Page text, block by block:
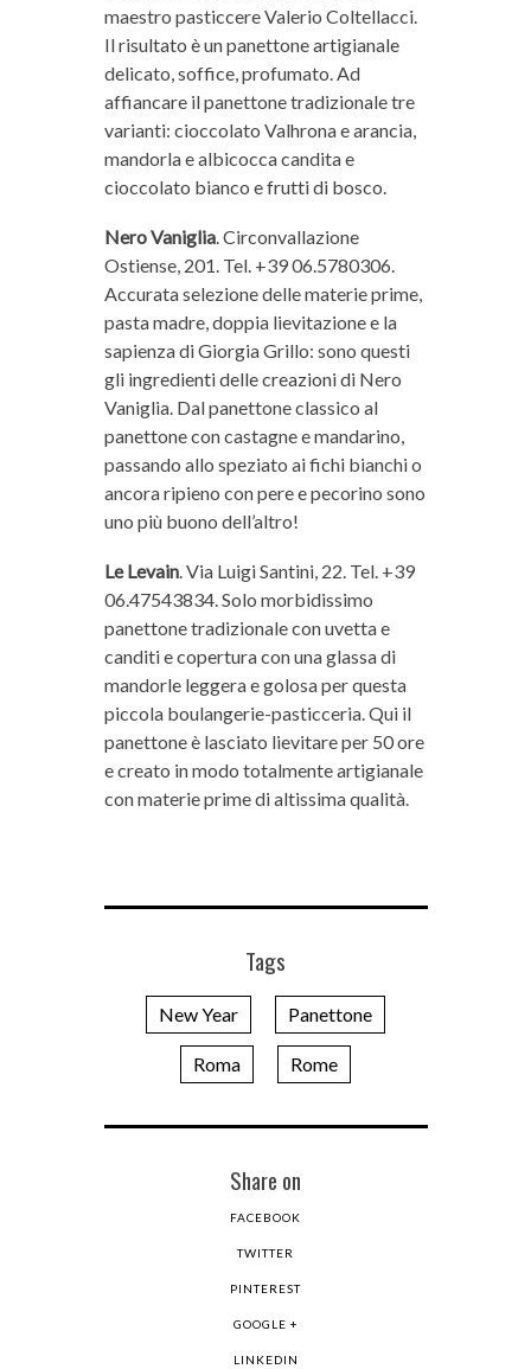
maestro pasticcere Valerio Coltellacci.
Il risultato è un panettone artigianale
delicato, soffice, profumato. Ad
affiancare il panettone tradizionale tre
varianti: cioccolato Valhrona e arancia,
mandorla e albicocca candita e
cioccolato bianco e frutti di bosco.
Nero Vaniglia. Circonvallazione
Ostiense, 201. Tel. +39 06.5780306.
Accurata selezione delle materie prime,
pasta madre, doppia lievitazione e la
sapienza di Giorgia Grillo: sono questi
gli ingredienti delle creazioni di Nero
Vaniglia. Dal panettone classico al
panettone con castagne e mandarino,
passando allo speziato ai fichi bianchi o
ancora ripieno con pere e pecorino sono
uno più buono dell’altro!
Le Levain. Via Luigi Santini, 22. Tel. +39
06.47543834. Solo morbidissimo
panettone tradizionale con uvetta e
canditi e copertura con una glassa di
mandorle leggera e golosa per questa
piccola boulangerie-pasticceria. Qui il
panettone è lasciato lievitare per 50 ore
e creato in modo totalmente artigianale
con materie prime di altissima qualità.
Tags
New Year Panettone
Roma Rome
Share on
FACEBOOK
TWITTER
PINTEREST
GOOGLE +
LINKEDIN